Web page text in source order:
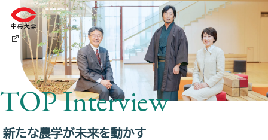
TOP Interview
新たな農学が未来を動かす